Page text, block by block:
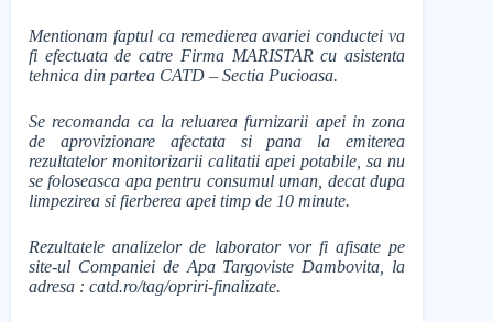
Mentionam faptul ca remedierea avariei conductei va
fi efectuata de catre Firma MARISTAR cu asistenta
tehnica din partea CATD – Sectia Pucioasa.
Se recomanda ca la reluarea furnizarii apei in zona
de aprovizionare afectata si pana la emiterea
rezultatelor monitorizarii calitatii apei potabile, sa nu
se foloseasca apa pentru consumul uman, decat dupa
limpezirea si fierberea apei timp de 10 minute.
Rezultatele analizelor de laborator vor fi afisate pe
site-ul Companiei de Apa Targoviste Dambovita, la
adresa : catd.ro/tag/opriri-finalizate.